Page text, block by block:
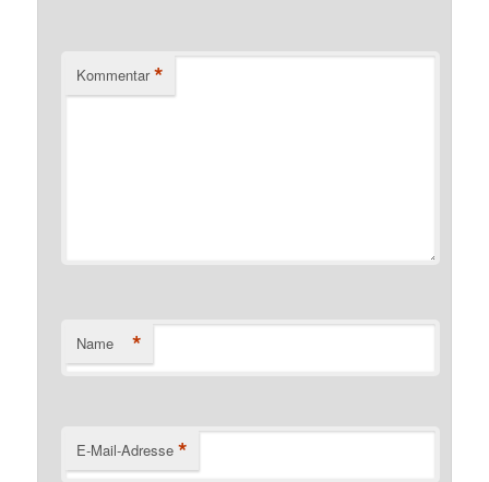
Kommentar *
Name *
E-Mail-Adresse *